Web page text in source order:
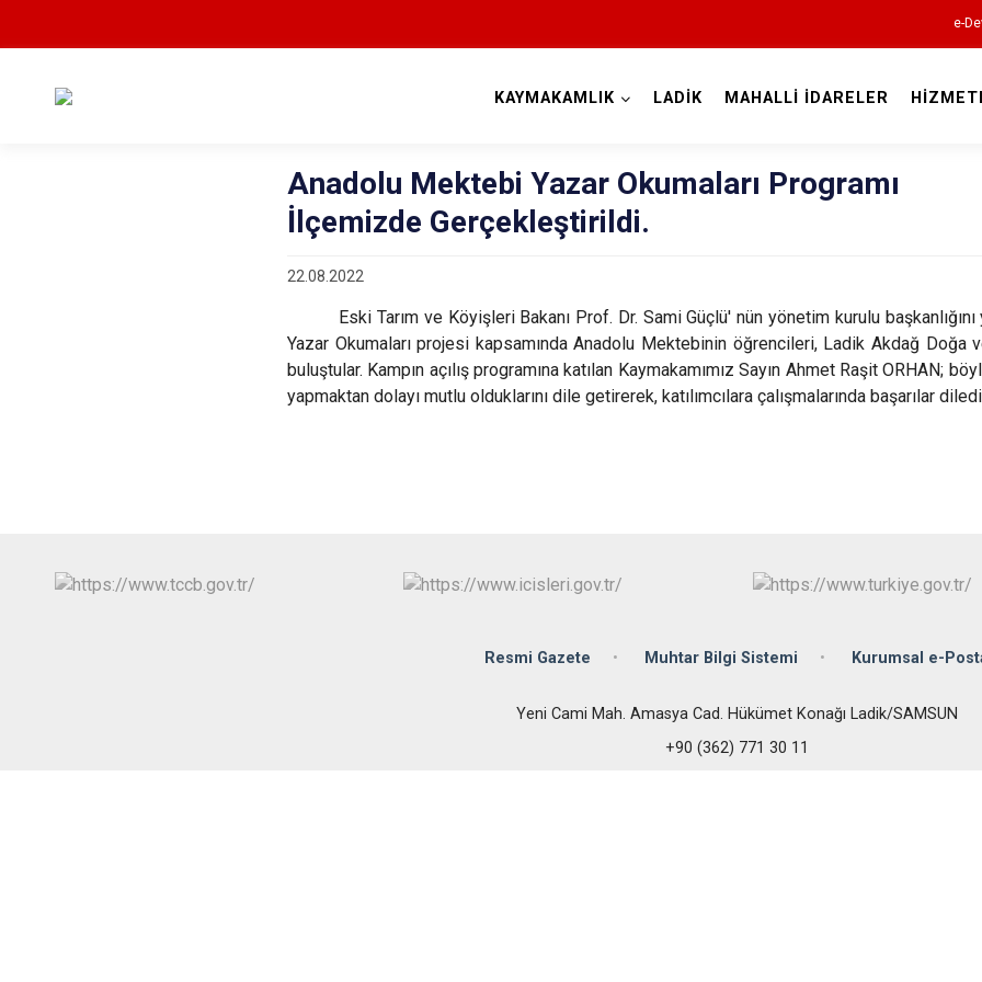
e-
19 Mayıs
Alaçam
Asarcık
KAYMAKAMLIK LADİK MAHALLİ İDARELER
Anadolu Mektebi Yazar Okumaları Programı
İlçemizde Gerçekleştirildi.
22.08.2022
Eski Tarım ve Köyişleri Bakanı Prof. Dr. Sami Güçlü' nün yönetim kurulu
Yazar Okumaları projesi kapsamında Anadolu Mektebinin öğrencileri, Ladik Akdağ Doğa
buluştular. Kampın açılış programına katılan Kaymakamımız Sayın Ahmet Raşit ORHAN;
yapmaktan dolayı mutlu olduklarını dile getirerek, katılımcılara çalışmalarında başarılar
Resmi Gazete Muhtar Bilgi Sistemi Kurumsal e-
Yeni Cami Mah. Amasya Cad. Hükümet Konağı Ladik/SAMSUN
+90 (362) 771 30 11